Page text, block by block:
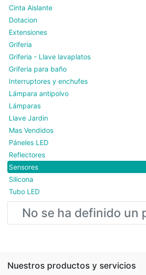
Cinta Aislante
Dotacion
Extensiones
Griferia
Griferia - Llave lavaplatos
Griferia para baño
Interruptores y enchufes
Lámpara antipolvo
Lámparas
Llave Jardin
Mas Vendidos
Páneles LED
Reflectores
Sensores
Silicona
Tubo LED
No se ha definido un
Nuestros productos y servicios